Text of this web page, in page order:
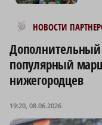
НОВОСТИ
Новости МирТесен
популярный
нижегородцев
19:20, 08.06.2026